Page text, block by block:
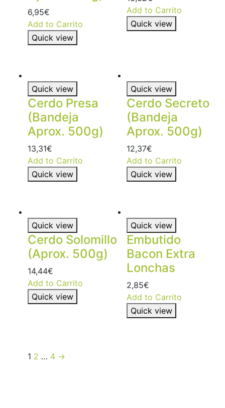
6,95€
Add to Carrito
Quick view
Add to Carrito
Quick view
Quick view
Cerdo Presa
(Bandeja
Aprox. 500g)
13,31€
Add to Carrito
Quick view
Quick view
Cerdo Secreto
(Bandeja
Aprox. 500g)
12,37€
Add to Carrito
Quick view
Quick view
Cerdo Solomillo
(Aprox. 500g)
14,44€
Add to Carrito
Quick view
Quick view
Embutido
Bacon Extra
Lonchas
2,85€
Add to Carrito
Quick view
1 2 … 4 →